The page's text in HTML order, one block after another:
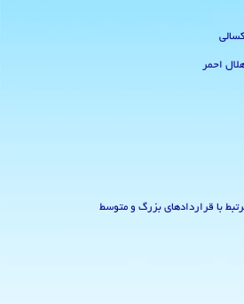
احمر
با قراردادهای بزرگ و متوسط